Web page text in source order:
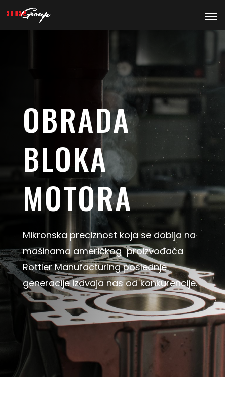
OBRADA
BLOKA
MOTORA
Mikronska preciznost koja se dobija na
mašinama američkog proizvođača
Rottler Manufacturing poslednje
generacije izdvaja nas od konkurencije.